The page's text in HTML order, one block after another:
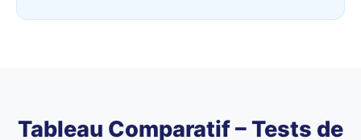
Tableau Comparatif – Tests de